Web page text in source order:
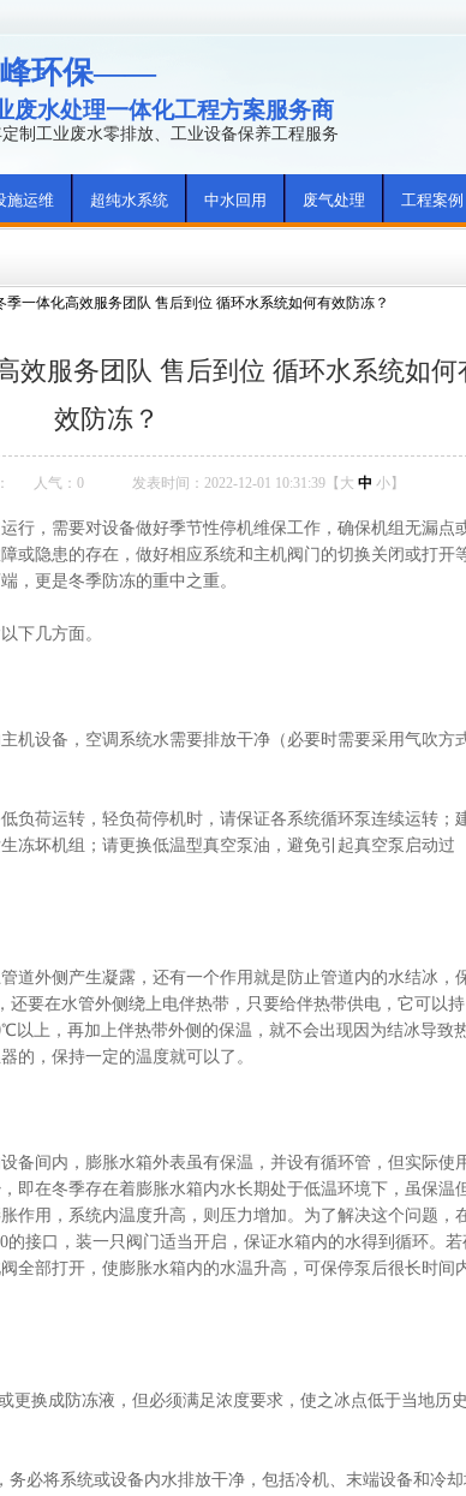
环保——
废水处理一体化工程方案服务商
定制工业废水零排放、工业设备保养工程服务
施运维 超纯水系统 中水回用 废气处理 工程案例
季一体化高效服务团队 售后到位 循环水系统如何有效防冻？
效服务团队 售后到位 循环水系统如何
效防冻？
人气： 0 发表时间：2022-12-01 10:31:39【 大 中 小】
，需要对设备做好季节性停机维保工作，确保机组无漏点
或隐患的存在，做好相应系统和主机阀门的切换关闭或打开
，更是冬季防冻的重中之重。
下几方面。
设备，空调系统水需要排放干净（必要时需要采用气吹方
荷运转，轻负荷停机时，请保证各系统循环泵连续运转；
冻坏机组；请更换低温型真空泵油，避免引起真空泵启动过
外侧产生凝露，还有一个作用就是防止管道内的水结冰，
还要在水管外侧绕上电伴热带，只要给伴热带供电，它可以持
以上，再加上伴热带外侧的保温，就不会出现因为结冰导致
的，保持一定的温度就可以了。
间内，膨胀水箱外表虽有保温，并设有循环管，但实际使
即在冬季存在着膨胀水箱内水长期处于低温环境下，虽保温
作用，系统内温度升高，则压力增加。为了解决这个问题，
接口，装一只阀门适当开启，保证水箱内的水得到循环。若
全部打开，使膨胀水箱内的水温升高，可保停泵后很长时间
换成防冻液，但必须满足浓度要求，使之冰点低于当地历史
必将系统或设备内水排放干净，包括冷机、末端设备和冷却